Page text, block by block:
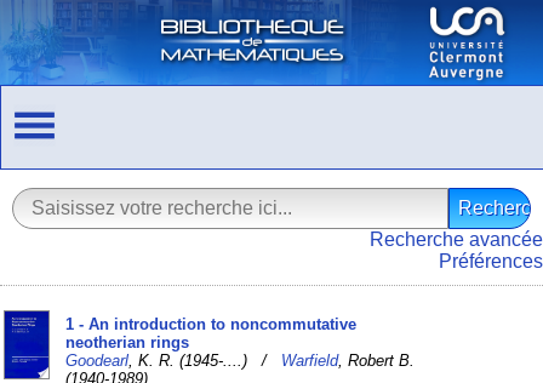
Recherche avancée
Préférences
1 - An introduction to noncommutative
neotherian rings
Goodearl , K. R. (1945-....) / Warfield, Robert B.
(1940-1989)